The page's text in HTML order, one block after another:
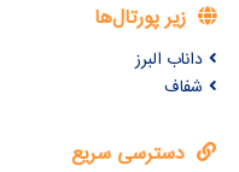
زیر پورتال‌ها
داناب البرز
شفاف
دسترسی سریع